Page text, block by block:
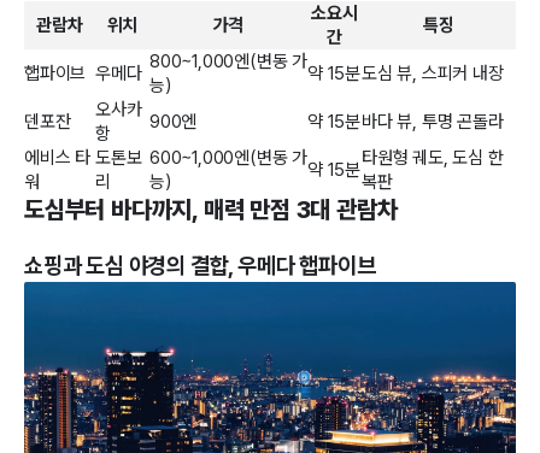
관람차 위치 가격
소요시
간
특징
햅파이브 우메다
800~1,000엔(변동 가
능)
약 15분도심 뷰, 스피커 내장
덴포잔
오사카
항
900엔 약 15분바다 뷰, 투명 곤돌라
에비스 타
워
도톤보
리
600~1,000엔(변동 가
능)
약 15분
타원형 궤도, 도심 한
복판
도심부터 바다까지, 매력 만점 3대 관람차
쇼핑과 도심 야경의 결합, 우메다 햅파이브